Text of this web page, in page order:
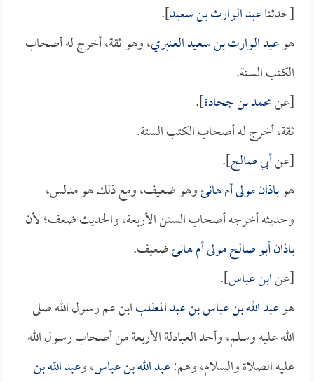
[حدثناعبد الوارث بن سعيد].
هوعبد الوارث بن سعيد العنبري، وهو ثقة، أخرج له أصحاب
الكتب الستة.
[عنمحمد بن جحادة].
ثقة، أخرج له أصحاب الكتب الستة.
[عنأبي صالح].
هوباذان مولى أم هانئوهو ضعيف، ومع ذلك هو مدلس،
وحديثه أخرجه أصحاب السنن الأربعة، والحديث ضعف؛ لأن
باذان أبو صالح مولى أم هانئضعيف.
[عنابن عباس].
هوعبد الله بن عباس بن عبد المطلبابن عم رسول الله صلى
الله عليه وسلم، وأحد العبادلة الأربعة من أصحاب رسول الله
عليه الصلاة والسلام، وهم:عبد الله بن عباس، وعبد الله بن